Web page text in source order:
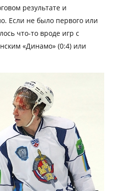
результате и
Если не было первого или
что-то вроде игр с
«Динамо» (0:4) или